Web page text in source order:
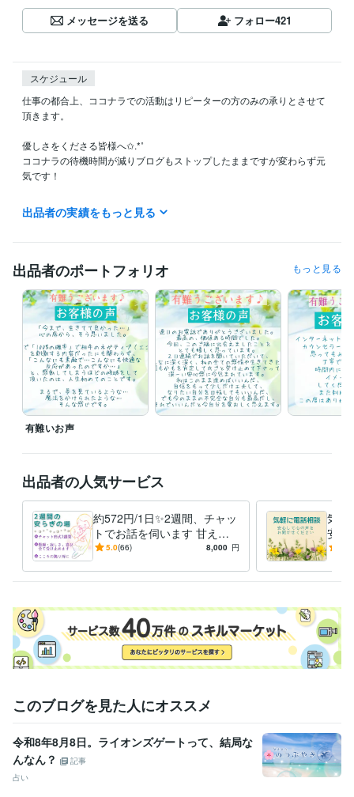
メッセージを送る フォロー421
スケジュール
仕事の都合上、ココナラでの活動はリピーターの方のみの承りとさせて
頂きます。
優しさをくださる皆様へ✩.*˚
ココナラの待機時間が減りブログもストップしたままですが変わらず元
気です！
フォロー、お気に入り登録、有難うございます。
この場にてお礼申し上げますm(_ _)m
資格・検定
上級心理カウンセラー 取得年 : 2020年
ビジネス・クリエイティブツール
Excel:20年Word:20年 Adobe Photoshop:15年Adobe Illustrator:15年
得意分野
悩み相談・カウンセリング NLP心理セラピー コミュニケーション
コーチング 自己受容
カウンセリング 悩み相談 心理セラピー トラウマ相談
人間関係
恋愛・不倫 コミュニケーション
ビジネス代行・事務代行 接客 クレーム対応 職場でのコミュニケー
ション ホテル・旅館、クチコミへの返信
出品者の実績をもっと見る
出品者のポートフォリオ もっと見る
有難いお声
出品者の人気サービス
約572円/1日✨2週間、チャッ
トでお話を伺います 甘える
場所がない・心のより所が欲
へ
5.0(66) 8,000 円
気軽
安心
どん
めま
このブログを見た人にオススメ
令和8年8月8日。ライオンズゲートって、結局な
んなん？
記事
占い